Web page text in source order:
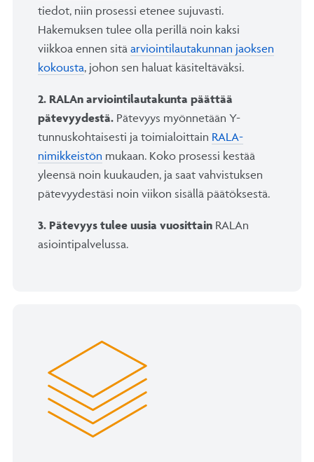
tiedot, niin prosessi etenee sujuvasti.
Hakemuksen tulee olla perillä noin kaksi
viikkoa ennen sitä arviointilautakunnan jaoksen
kokousta, johon sen haluat käsiteltäväksi.
2. RALAn arviointilautakunta päättää
pätevyydestä. Pätevyys myönnetään Y-
tunnuskohtaisesti ja toimialoittain RALA-
nimikkeistön mukaan. Koko prosessi kestää
yleensä noin kuukauden, ja saat vahvistuksen
pätevyydestäsi noin viikon sisällä päätöksestä.
3. Pätevyys tulee uusia vuosittain RALAn
asiointipalvelussa.